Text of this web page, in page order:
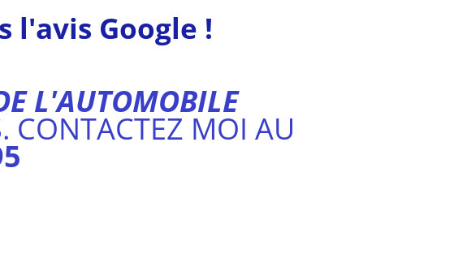
l'avis Google !
L'AUTOMOBILE
CONTACTEZ MOI AU